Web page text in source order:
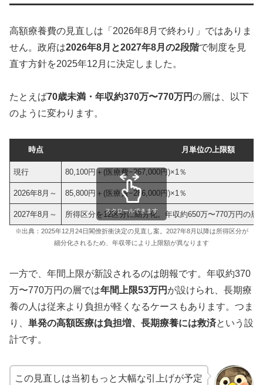
高額療養費の見直しは「2026年8月で終わり」ではありま
せん。政府は2026年8月と2027年8月の2段階で制度を見
直す方針を2025年12月に決定しました。
たとえば70歳未満・年収約370万〜770万円の層は、以下
のように変わります。
時点 月単位の上限額
現行 80,100円＋(医療費−267,000円)×1％
2026年8月～ 85,800円＋(医療費−286,000円)×1％
2027年8月～ 所得区分を12区分に細分化。年収約650万〜770万円の層
スクロールできます
※出典：2025年12月24日閣僚折衝決定の見直し案。2027年8月以降は所得区分が
細分化されるため、年収帯により上限額が異なります
一方で、年間上限が新設されるのは朗報です。年収約370
万〜770万円の層では年間上限53万円 が設けられ、長期療
養の人は従来より負担が軽くなるケースもあります。つま
り、 単発の高額医療は負担増、長期療養には救済という設
計です。
この見直しは当初もっと大幅な引上げが予定